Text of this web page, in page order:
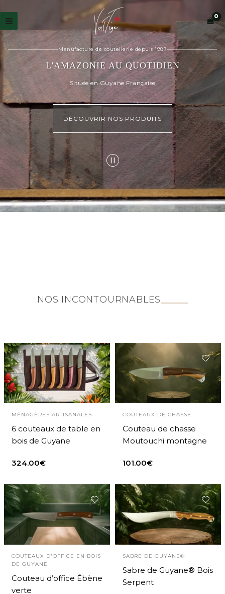
Manufacture de coutellerie depuis 1987
L'AMAZONIE AU QUOTIDIEN
Située en Guyane Française
DÉCOUVRIR NOS PRODUITS
NOS INCONTOURNABLES
MÉNAGÈRES ARTISANALES
6 couteaux de table en
bois de Guyane
324.00€
COUTEAUX DE CHASSE
Couteau de chasse
Moutouchi montagne
101.00€
COUTEAUX D'OFFICE EN BOIS
DE GUYANE
Couteau d’office Ébène
verte
SABRE DE GUYANE®
Sabre de Guyane® Bois
Serpent